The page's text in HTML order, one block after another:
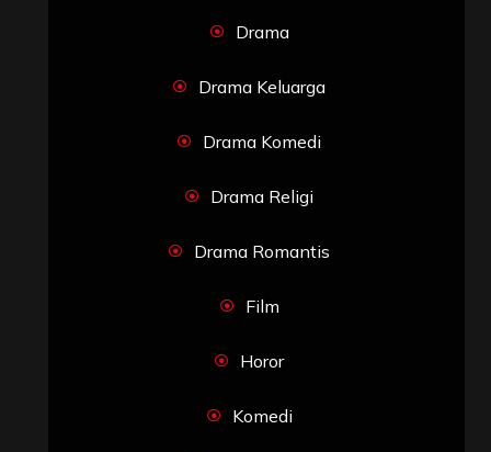
Drama
Drama Keluarga
Drama Komedi
Drama Religi
Drama Romantis
Film
Horor
Komedi